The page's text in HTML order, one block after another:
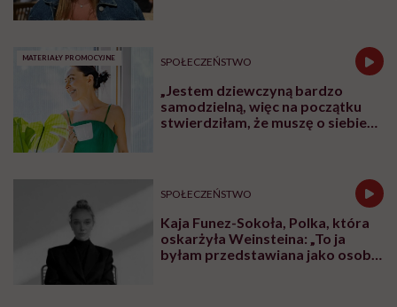
MATERIAŁY PROMOCYJNE SPOŁECZEŃSTWO
„Jestem dziewczyną bardzo
samodzielną, więc na początku
stwierdziłam, że muszę o siebie
SPOŁECZEŃSTWO
Kaja Funez-Sokoła, Polka, która
oskarżyła Weinsteina: „To ja
byłam przedstawiana jako osoba,